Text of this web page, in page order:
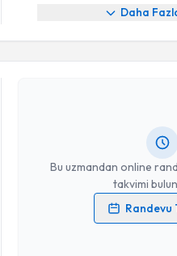
Daha
Bu uzmandan online
takvimi
Randevu
Randevu Takvimi Talebi
Uzm. Dr. Serhat İpekçi
Kişisel verilerimin